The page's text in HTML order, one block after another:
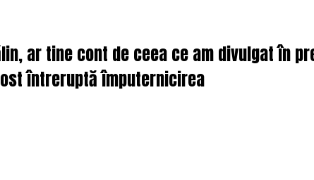
ar tine cont de ceea ce am divulgat în
întreruptă împuternicirea